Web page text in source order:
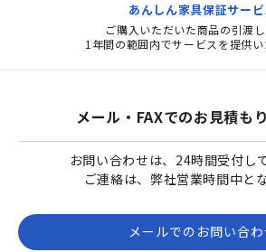
あんしん家具保証サービ
ご購入いただいた商品の引渡
1年間の範囲内でサービスを提供い
メール・FAXでのお見積も
お問い合わせは、24時間受付し
ご連絡は、弊社営業時間中と
メールでのお問い合わ